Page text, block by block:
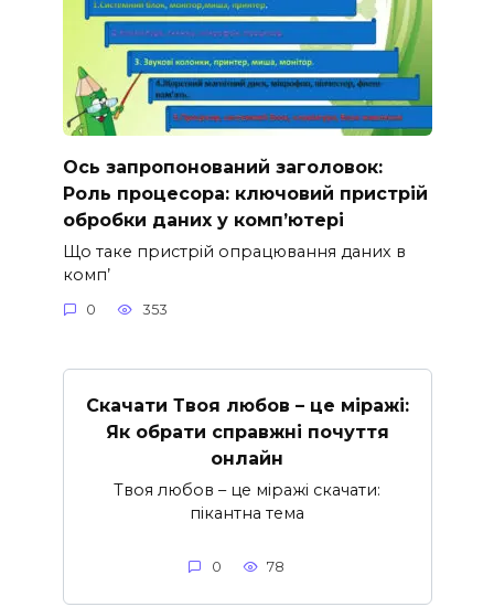
Ось запропонований заголовок:
Роль процесора: ключовий пристрій
обробки даних у комп’ютері
Що таке пристрій опрацювання даних в
комп’
0 353
Скачати Твоя любов – це міражі:
Як обрати справжні почуття
онлайн
Твоя любов – це міражі скачати:
пікантна тема
0 78